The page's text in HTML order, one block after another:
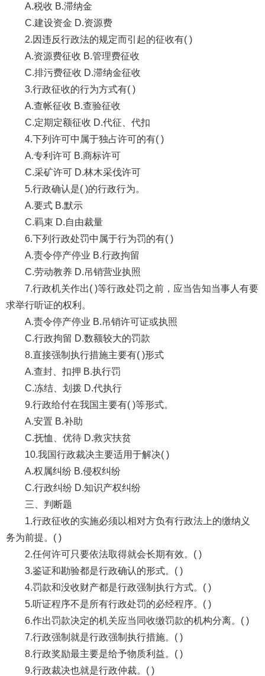
A.税收 B.滞纳金
C.建设资金 D.资源费
2.因违反行政法的规定而引起的征收有( )
A.资源费征收 B.管理费征收
C.排污费征收 D.滞纳金征收
3.行政征收的行为方式有( )
A.查帐征收 B.查验征收
C.定期定额征收 D.代征、代扣
4.下列许可中属于独占许可的有( )
A.专利许可 B.商标许可
C.采矿许可 D.林木采伐许可
5.行政确认是( )的行政行为。
A.要式 B.默示
C.羁束 D.自由裁量
6.下列行政处罚中属于行为罚的有( )
A.责令停产停业 B.行政拘留
C.劳动教养 D.吊销营业执照
7.行政机关作出( )等行政处罚之前，应当告知当事人有要
求举行听证的权利。
A.责令停产停业 B.吊销许可证或执照
C.行政拘留 D.数额较大的罚款
8.直接强制执行措施主要有( )形式
A.查封、扣押 B.执行罚
C.冻结、划拨 D.代执行
9.行政给付在我国主要有( )等形式。
A.安置 B.补助
C.抚恤、优待 D.救灾扶贫
10.我国行政裁决主要适用于解决( )
A.权属纠纷 B.侵权纠纷
C.行政纠纷 D.知识产权纠纷
三、判断题
1.行政征收的实施必须以相对方负有行政法上的缴纳义
务为前提。( )
2.任何许可只要依法取得就会长期有效。( )
3.鉴证和勘验都是行政确认的形式。( )
4.罚款和没收财产都是行政强制执行方式。( )
5.听证程序不是所有行政处罚的必经程序。( )
6.作出罚款决定的机关应当同收缴罚款的机构分离。( )
7.行政强制就是行政强制执行措施。( )
8.行政奖励最主要是给予物质利益。( )
9.行政裁决也就是行政仲裁。( )